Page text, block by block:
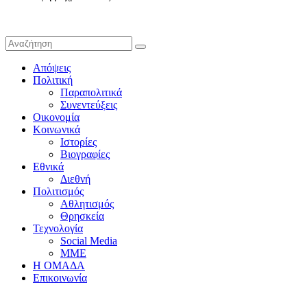
Απόψεις
Πολιτική
Παραπολιτικά
Συνεντεύξεις
Οικονομία
Κοινωνικά
Ιστορίες
Βιογραφίες
Εθνικά
Διεθνή
Πολιτισμός
Αθλητισμός
Θρησκεία
Τεχνολογία
Social Media
ΜΜΕ
Η ΟΜΑΔΑ
Επικοινωνία